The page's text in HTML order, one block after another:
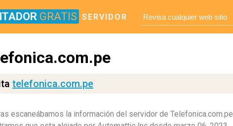
GRATIS SERVIDOR
telefonica.com.pe
escaneábamos la información del servidor de Telefonica.com.pe